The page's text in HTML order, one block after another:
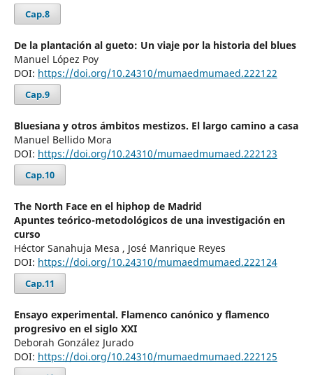
Cap.8
De la plantación al gueto: Un viaje por la historia del blues
Manuel López Poy
DOI: https://doi.org/10.24310/mumaedmumaed.222122
Cap.9
Bluesiana y otros ámbitos mestizos. El largo camino a casa
Manuel Bellido Mora
DOI: https://doi.org/10.24310/mumaedmumaed.222123
Cap.10
The North Face en el hiphop de Madrid
Apuntes teórico-metodológicos de una investigación en
curso
Héctor Sanahuja Mesa , José Manrique Reyes
DOI: https://doi.org/10.24310/mumaedmumaed.222124
Cap.11
Ensayo experimental. Flamenco canónico y flamenco
progresivo en el siglo XXI
Deborah González Jurado
DOI: https://doi.org/10.24310/mumaedmumaed.222125